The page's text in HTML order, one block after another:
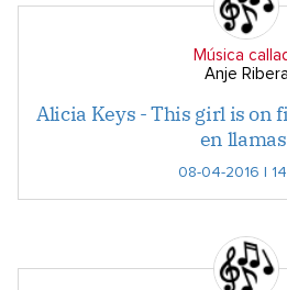
Música
Anje Ribera
Alicia Keys - This girl is on
en
08-04-2016 |